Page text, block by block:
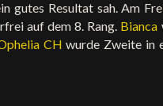
gutes Resultat sah. Am
auf dem 8. Rang. Bianca
CH wurde Zweite in